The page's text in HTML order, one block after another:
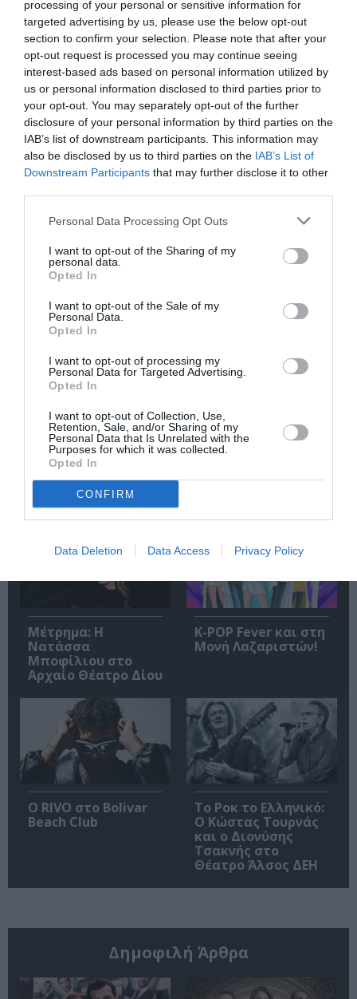
processing of your personal or sensitive information for
targeted advertising by us, please use the below opt-out
section to confirm your selection. Please note that after your
opt-out request is processed you may continue seeing
interest-based ads based on personal information utilized by
us or personal information disclosed to third parties prior to
your opt-out. You may separately opt-out of the further
disclosure of your personal information by third parties on the
IAB’s list of downstream participants. This information may
also be disclosed by us to third parties on the IAB’s List of
Downstream Participants that may further disclose it to other
Personal Data Processing Opt Outs
I want to opt-out of the Sharing of my
personal data.
Opted In
I want to opt-out of the Sale of my
Personal Data.
Opted In
I want to opt-out of processing my
Personal Data for Targeted Advertising.
Opted In
I want to opt-out of Collection, Use,
Retention, Sale, and/or Sharing of my
Personal Data that Is Unrelated with the
Purposes for which it was collected.
Opted In
CONFIRM
Data Deletion Data Access Privacy Policy
Νέοι Διαγωνισμοί❯
Tags
ΒΑΣΙΛΗΣ ΠΑΠΑΚΩΝΣΤΑΝΤΙΝΟΥ
ΓΙΑΝΝΗΣ ΧΑΡΟΥΛΗΣ
ΓΙΩΤΗΣ ΚΙΟΥΡΤΣΟΓΛΟΥ
ΕΝΤΕΧΝΟ - ΛΑΪΚΟ - ΠΑΡΑΔΟΣΙΑΚΗ
ΚΑΛΟΚΑΙΡΙΝΑ ΦΕΣΤΙΒΑΛ
ΚΑΛΟΚΑΙΡΙΝΕΣ ΣΥΝΑΥΛΙΕΣ
ΜΙΛΤΟΣ ΠΑΣΧΑΛΙΔΗΣ
ΟΔΥΣΣΕΑΣ ΙΩΑΝΝΟΥ
ΦΕΣΤΙΒΑΛ "ΣΤΗ ΣΚΙΑ ΤΩΝ ΒΡΑΧΩΝ"
ΧΡΗΣΤΟΣ ΘΗΒΑΙΟΣ
Newsletter
Κάθε βδομάδα στο e-mail σας τα τελευταία νέα για
την Τέχνη και τον Πολιτισμό!
Σχετικά Άρθρα
Μέτρημα: Η
Νατάσσα
Μποφίλιου στο
Αρχαίο Θέατρο Δίου
K-POP Fever και στη
Μονή Λαζαριστών!
Ο RIVO στο Bolivar
Beach Club
Το Ροκ το Ελληνικό:
Ο Κώστας Τουρνάς
και ο Διονύσης
Τσακνής στο
Θέατρο Άλσος ΔΕΗ
Δημοφιλή Άρθρα